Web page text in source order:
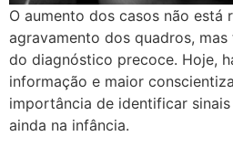
O aumento dos casos não está
agravamento dos quadros,
do diagnóstico precoce. Hoje,
informação e maior
importância de identificar
ainda na infância.